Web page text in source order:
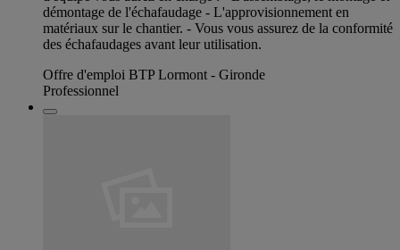
démontage de l'échafaudage - L'approvisionnement en
matériaux sur le chantier. - Vous vous assurez de la conformité
des échafaudages avant leur utilisation.
Offre d'emploi BTP Lormont - Gironde
Professionnel